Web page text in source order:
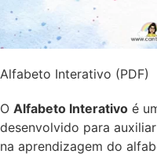
Alfabeto Interativo (PDF)
O Alfabeto Interativo é
desenvolvido para
na aprendizagem do